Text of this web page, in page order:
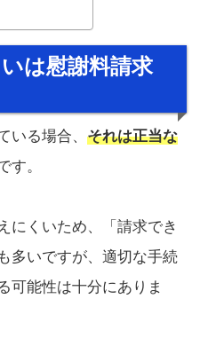
は慰謝料請求
いる場合、 それは正当な
す。
にくいため、「請求でき
多いですが、適切な手続
可能性は十分にありま